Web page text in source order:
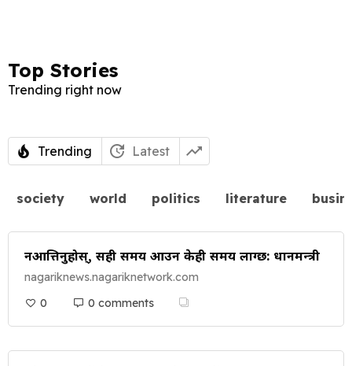
Top Stories
Trending right now
Trending Latest
society world politics literature
नआत्तिनुहोस्, सही समय आउन केही समय लाग्छ: प्रधानमन्त्री
nagariknews.nagariknetwork.com
0
0 comments